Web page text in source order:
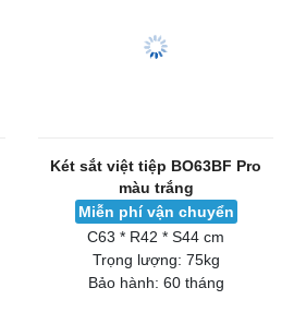
Két sắt việt tiệp BO63BF Pro
màu trắng
Miễn phí vận chuyển